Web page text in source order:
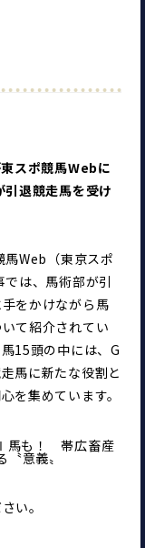
スポ競馬Webに
退競走馬を受け
Web（東京スポ
は、馬術部が引
をかけながら馬
て紹介されてい
15頭の中には、G
馬に新たな役割と
を集めています。
も！　帯広畜産
意義〟
い。